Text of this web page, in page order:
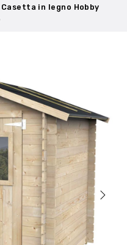
Casetta in legno Hobby